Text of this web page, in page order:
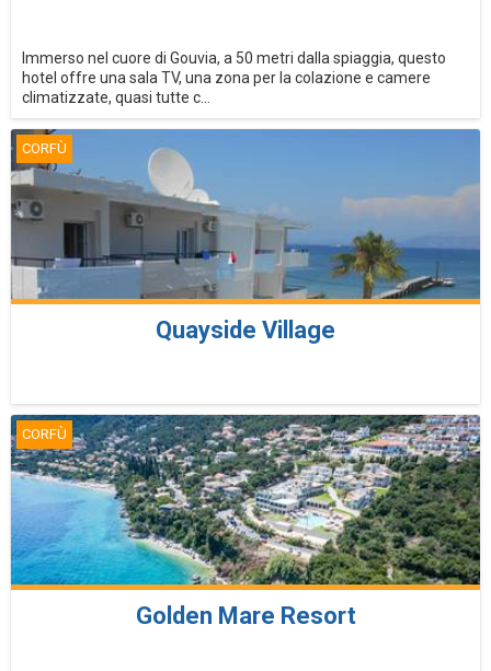
Immerso nel cuore di Gouvia, a 50 metri dalla spiaggia, questo
hotel offre una sala TV, una zona per la colazione e camere
climatizzate, quasi tutte c...
CORFÙ
Quayside Village
CORFÙ
Golden Mare Resort